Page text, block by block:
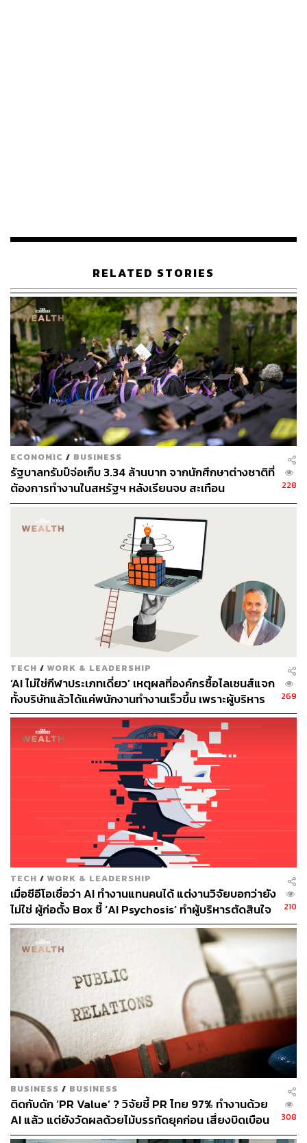
สำหรับกรณีที่มีปัญหากับหัวหน้างาน Gorick Ng ที่ปรึกษา
ด้านอาชีพจาก Harvard แนะนำว่าให้บันทึกเหตุการณ์ไว้และ
นำไปพูดคุยในการประชุมแบบตัวต่อตัว โดยอาจพูดว่า “ฉัน
สังเกตเห็นว่าคุณมักจะ (ยกตัวอย่างการสื่อสารที่ไม่ดี) มันจะดี
กว่าถ้าคุณทำแบบนี้แทน”
และพยายามมองในแง่ดีว่าหัวหน้าไม่ได้ตั้งใจทำร้ายจิตใจ
ใคร แต่หากพฤติกรรมยังไม่เปลี่ยนแปลง และเพื่อนร่วมงานก็
มีประสบการณ์คล้ายกัน อาจต้องยกระดับเรื่องไปที่ฝ่าย HR
‘การสื่อสารที่ดี’ เปรียบเสมือนสะพานที่เชื่อมความสัมพันธ์ใน
ที่ทำงาน การเลือกวิธีสื่อสารที่เหมาะสมไม่เพียงแต่จะช่วย
แก้ไขปัญหา แต่ยังสะท้อนถึงความเป็นมืออาชีพและวุฒิภาวะ
ของผู้สื่อสาร ท้ายที่สุดแล้ว การสร้างบรรยากาศการทำงานที่
ดีไม่ได้ขึ้นอยู่กับว่าคุณพูดอะไร แต่อยู่ที่ ‘วิธีการพูด’ และ
‘จังหวะเวลา’ ที่เหมาะสมต่างหาก
Master1305 / Shutterstock
https://www.cnbc.com/2025/01/08/apothekary-ceo-to
p-red-flag-i-see-in-employees-poor-communication.h
สามารถติดตาม THE STANDARD WEALTH
ผ่านแอปพลิเคชันต่างๆ ที่คุณสะดวกหรือใช้งานอยู่แล้วได้เลย
วัฒนธรรมองค์กร
เพื่อนร่วมงาน
251
ABOUT THE AUTHOR
THE STANDARD WEALTH
สำนักข่าวเศรษฐกิจ ธุรกิจ และการลงทุน โดย
ทีมข่าว THE STANDARD
RELATED STORIES
ECONOMIC / BUSINESS
รัฐบาลทรัมป์จ่อเก็บ 3.34 ล้านบาท จากนักศึกษาต่างชาติที่
ต้องการทำงานในสหรัฐฯ หลังเรียนจบ สะเทือน
มหาวิทยาลัย – Silicon Valley
228
TECH / WORK & LEADERSHIP
‘AI ไม่ใช่กีฬาประเภทเดี่ยว’ เหตุผลที่องค์กรซื้อไลเซนส์แจก
ทั้งบริษัทแล้วได้แค่พนักงานทำงานเร็วขึ้น เพราะผู้บริหาร
เข้าใจ AI ผิดตั้งแต่ต้น
269
TECH / WORK & LEADERSHIP
เมื่อซีอีโอเชื่อว่า AI ทำงานแทนคนได้ แต่งานวิจัยบอกว่ายัง
ไม่ใช่ ผู้ก่อตั้ง Box ชี้ ‘AI Psychosis’ ทำผู้บริหารตัดสินใจ
ปลดคนจากสิ่งที่ไม่เคยลงมือ
210
BUSINESS / BUSINESS
ติดกับดัก ‘PR Value’ ? วิจัยชี้ PR ไทย 97% ทำงานด้วย
AI แล้ว แต่ยังวัดผลด้วยไม้บรรทัดยุคก่อน เสี่ยงบิดเบือน
ความน่าเชื่อถือที่เป็นหัวใจของแบรนด์
308